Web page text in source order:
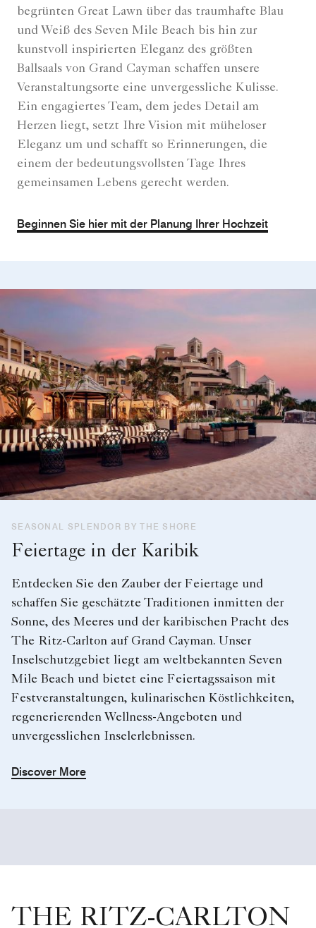
begrünten Great Lawn über das traumhafte Blau
und Weiß des Seven Mile Beach bis hin zur
kunstvoll inspirierten Eleganz des größten
Ballsaals von Grand Cayman schaffen unsere
Veranstaltungsorte eine unvergessliche Kulisse.
Ein engagiertes Team, dem jedes Detail am
Herzen liegt, setzt Ihre Vision mit müheloser
Eleganz um und schafft so Erinnerungen, die
einem der bedeutungsvollsten Tage Ihres
gemeinsamen Lebens gerecht werden.
Beginnen Sie hier mit der Planung Ihrer Hochzeit
SEASONAL SPLENDOR BY THE SHORE
Feiertage in der Karibik
Entdecken Sie den Zauber der Feiertage und
schaffen Sie geschätzte Traditionen inmitten der
Sonne, des Meeres und der karibischen Pracht des
The Ritz-Carlton auf Grand Cayman. Unser
Inselschutzgebiet liegt am weltbekannten Seven
Mile Beach und bietet eine Feiertagssaison mit
Festveranstaltungen, kulinarischen Köstlichkeiten,
regenerierenden Wellness-Angeboten und
unvergesslichen Inselerlebnissen.
Discover More
THE RITZ-CARLTON